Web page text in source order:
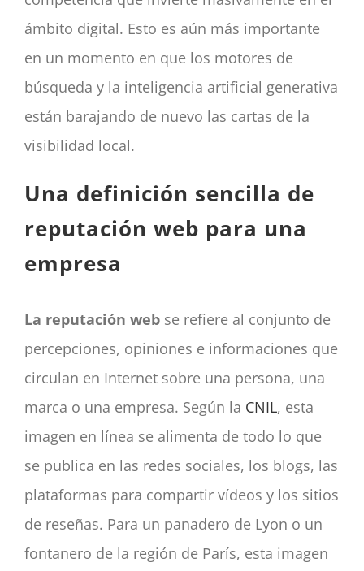
ámbito digital. Esto es aún más importante
en un momento en que los motores de
búsqueda y la inteligencia artificial generativa
están barajando de nuevo las cartas de la
visibilidad local.
Una definición sencilla de
reputación web para una
empresa
La reputación web se refiere al conjunto de
percepciones, opiniones e informaciones que
circulan en Internet sobre una persona, una
marca o una empresa. Según la CNIL, esta
imagen en línea se alimenta de todo lo que
se publica en las redes sociales, los blogs, las
plataformas para compartir vídeos y los sitios
de reseñas. Para un panadero de Lyon o un
fontanero de la región de París, esta imagen